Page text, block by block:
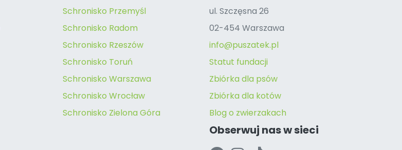
Schronisko Przemyśl
Schronisko Radom
Schronisko Rzeszów
Schronisko Toruń
Schronisko Warszawa
Schronisko Wrocław
Schronisko Zielona Góra
ul. Szczęsna 26
02-454 Warszawa
info@puszatek.pl
Statut fundacji
Zbiórka dla psów
Zbiórka dla kotów
Blog o zwierzakach
Obserwuj nas w sieci